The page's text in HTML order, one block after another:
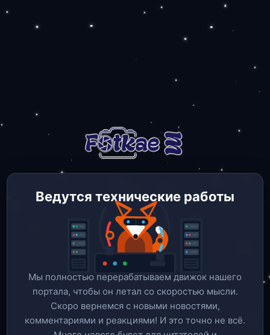
Ведутся технические работы
Мы полностью перерабатываем движок нашего
портала, чтобы он летал со скоростью мысли.
Скоро вернемся c новыми новостями,
комментариями и реакциями! И это точно не всё.